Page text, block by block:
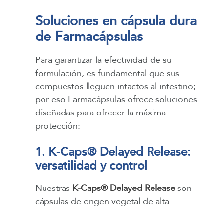
Soluciones en cápsula dura
de Farmacápsulas
Para garantizar la efectividad de su
formulación, es fundamental que sus
compuestos lleguen intactos al intestino;
por eso Farmacápsulas ofrece soluciones
diseñadas para ofrecer la máxima
protección:
1. K-Caps® Delayed Release:
versatilidad y control
Nuestras K-Caps® Delayed Release son
cápsulas de origen vegetal de alta